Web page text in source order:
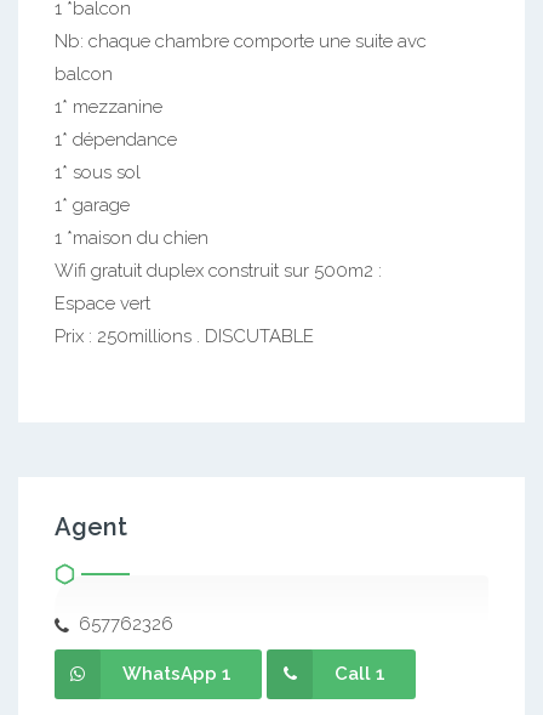
1 *balcon
Nb: chaque chambre comporte une suite avc
balcon
1* mezzanine
1* dépendance
1* sous sol
1* garage
1 *maison du chien
Wifi gratuit duplex construit sur 500m2 :
Espace vert
Prix : 250millions . DISCUTABLE
Agent
657762326
WhatsApp 1 Call 1